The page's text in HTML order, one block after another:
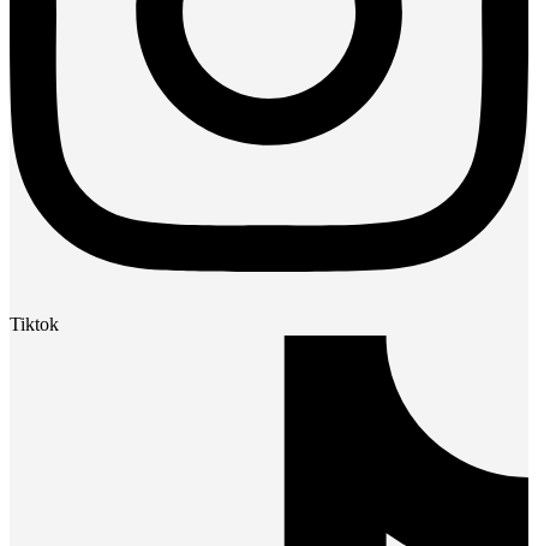
Tiktok